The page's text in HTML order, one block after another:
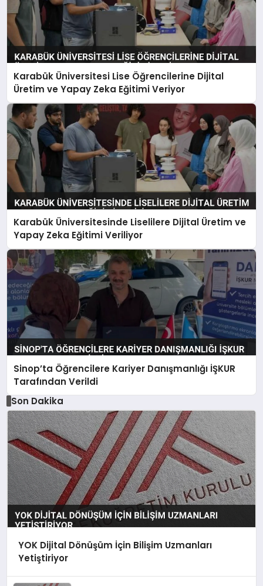
Karabük Üniversitesi Lise Öğrencilerine Dijital
Üretim ve Yapay Zeka Eğitimi Veriyor
Karabük Üniversitesinde Liselilere Dijital Üretim ve
Yapay Zeka Eğitimi Veriliyor
Sinop’ta Öğrencilere Kariyer Danışmanlığı İŞKUR
Tarafından Verildi
Son Dakika
YOK Dijital Dönüşüm İçin Bilişim Uzmanları
Yetiştiriyor